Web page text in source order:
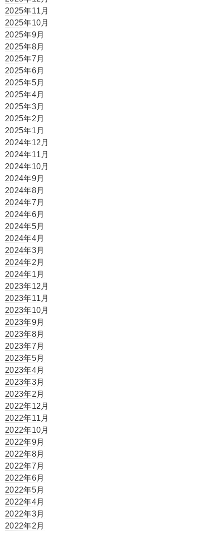
2025年11月
2025年10月
2025年9月
2025年8月
2025年7月
2025年6月
2025年5月
2025年4月
2025年3月
2025年2月
2025年1月
2024年12月
2024年11月
2024年10月
2024年9月
2024年8月
2024年7月
2024年6月
2024年5月
2024年4月
2024年3月
2024年2月
2024年1月
2023年12月
2023年11月
2023年10月
2023年9月
2023年8月
2023年7月
2023年5月
2023年4月
2023年3月
2023年2月
2022年12月
2022年11月
2022年10月
2022年9月
2022年8月
2022年7月
2022年6月
2022年5月
2022年4月
2022年3月
2022年2月